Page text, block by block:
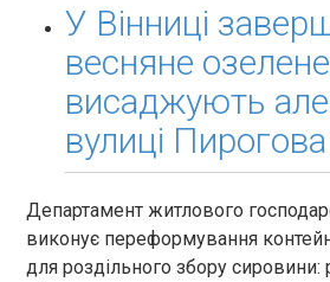
У Вінниці
весняне
висаджують
вулиці Пирогова
Департамент житлового
виконує переформування
для роздільного збору сировини: